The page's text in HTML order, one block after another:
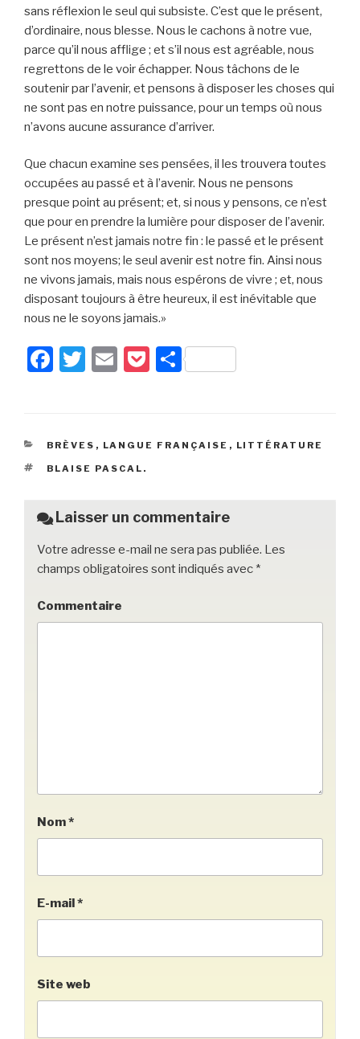
sans réflexion le seul qui subsiste. C’est que le présent,
d’ordinaire, nous blesse. Nous le cachons à notre vue,
parce qu’il nous afflige ; et s’il nous est agréable, nous
regrettons de le voir échapper. Nous tâchons de le
soutenir par l’avenir, et pensons à disposer les choses qui
ne sont pas en notre puissance, pour un temps où nous
n’avons aucune assurance d’arriver.
Que chacun examine ses pensées, il les trouvera toutes
occupées au passé et à l’avenir. Nous ne pensons
presque point au présent; et, si nous y pensons, ce n’est
que pour en prendre la lumière pour disposer de l’avenir.
Le présent n’est jamais notre fin : le passé et le présent
sont nos moyens; le seul avenir est notre fin. Ainsi nous
ne vivons jamais, mais nous espérons de vivre ; et, nous
disposant toujours à être heureux, il est inévitable que
nous ne le soyons jamais.»
F
e
b
o
k
T
er
E
P
k
P
g
er
CATÉGORIES
BRÈVES , LANGUE FRANÇAISE , LITTÉRATURE
ÉTIQUETTES
BLAISE PASCAL.
Laisser un commentaire
Votre adresse e-mail ne sera pas publiée. Les
champs obligatoires sont indiqués avec *
Commentaire
Nom*
E-mail*
Site web